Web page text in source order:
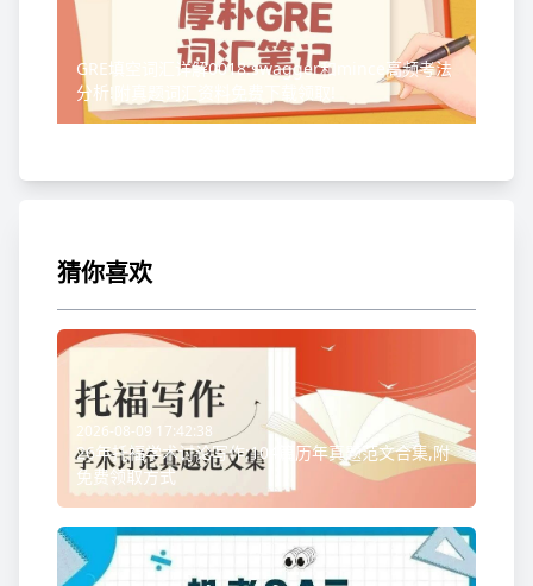
GRE填空词汇详解0018:swagger和mince高频考法
分析!附真题词汇资料免费下载领取!
猜你喜欢
2026-08-09 17:42:38
26年托福学术讨论写作:104篇历年真题范文合集,附
免费领取方式